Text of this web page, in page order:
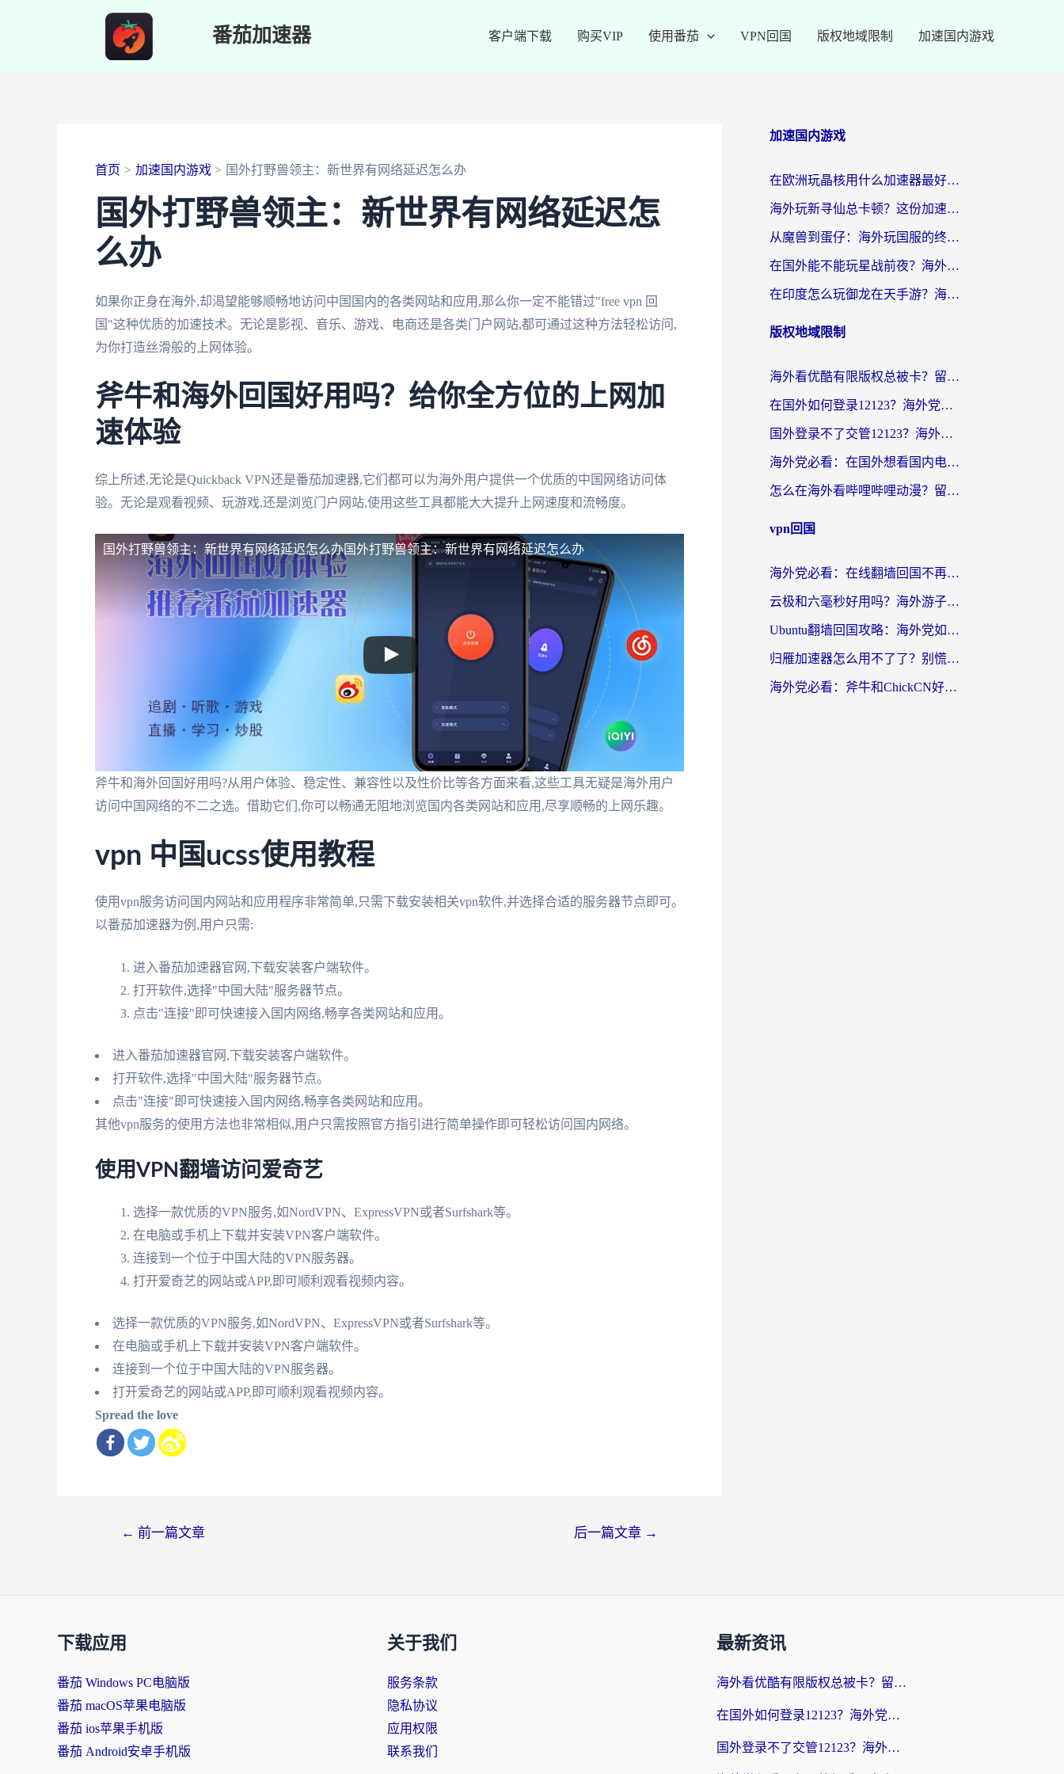
番茄加速器 客户端下载 购买VIP 使用番茄 VPN回国 版权地域限制 加速国内游戏
首页 加速国内游戏 国外打野兽领主：新世界有网络延迟怎么办
国外打野兽领主：新世界有网络延迟怎
么办
如果你正身在海外,却渴望能够顺畅地访问中国国内的各类网站和应用,那么你一定不能错过"free vpn 回
国"这种优质的加速技术。无论是影视、音乐、游戏、电商还是各类门户网站,都可通过这种方法轻松访问,
为你打造丝滑般的上网体验。
斧牛和海外回国好用吗？给你全方位的上网加
速体验
综上所述,无论是Quickback VPN还是番茄加速器,它们都可以为海外用户提供一个优质的中国网络访问体
验。无论是观看视频、玩游戏,还是浏览门户网站,使用这些工具都能大大提升上网速度和流畅度。
国外打野兽领主：新世界有网络延迟怎么办国外打野兽领主：新世界有网络延迟怎么办
斧牛和海外回国好用吗?从用户体验、稳定性、兼容性以及性价比等各方面来看,这些工具无疑是海外用户
访问中国网络的不二之选。借助它们,你可以畅通无阻地浏览国内各类网站和应用,尽享顺畅的上网乐趣。
vpn 中国ucss使用教程
使用vpn服务访问国内网站和应用程序非常简单,只需下载安装相关vpn软件,并选择合适的服务器节点即可。
以番茄加速器为例,用户只需:
进入番茄加速器官网,下载安装客户端软件。
打开软件,选择"中国大陆"服务器节点。
点击"连接"即可快速接入国内网络,畅享各类网站和应用。
进入番茄加速器官网,下载安装客户端软件。
打开软件,选择"中国大陆"服务器节点。
点击"连接"即可快速接入国内网络,畅享各类网站和应用。
其他vpn服务的使用方法也非常相似,用户只需按照官方指引进行简单操作即可轻松访问国内网络。
使用VPN翻墙访问爱奇艺
选择一款优质的VPN服务,如NordVPN、ExpressVPN或者Surfshark等。
在电脑或手机上下载并安装VPN客户端软件。
连接到一个位于中国大陆的VPN服务器。
打开爱奇艺的网站或APP,即可顺利观看视频内容。
选择一款优质的VPN服务,如NordVPN、ExpressVPN或者Surfshark等。
在电脑或手机上下载并安装VPN客户端软件。
连接到一个位于中国大陆的VPN服务器。
打开爱奇艺的网站或APP,即可顺利观看视频内容。
Spread the love
← 前一篇文章 后一篇文章 →
加速国内游戏
在欧洲玩晶核用什么加速器最好呢？一个老玩家的真心话
海外玩新寻仙总卡顿？这份加速器选择指南让你秒回国服流畅体验
从魔兽到蛋仔：海外玩国服的终极加速指南，找到你的专属高速通道
在国外能不能玩星战前夜？海外党国服游戏不卡顿的秘密武器在这里
在印度怎么玩御龙在天手游？海外党畅玩国服的终极生存指南
版权地域限制
海外看优酷有限版权总被卡？留学生亲测有效的回国加速器选择指南
在国外如何登录12123？海外党必备的回国加速实用指南
国外登录不了交管12123？海外华人亲测有效的回国加速器选择指南
海外党必看：在国外想看国内电视剧用什么软件？3步解决地域限制
怎么在海外看哔哩哔哩动漫？留学生亲测有效的回国加速方案
vpn回国
海外党必看：在线翻墙回国不再难！教你选对加速器无缝刷国内资源
云极和六毫秒好用吗？海外游子解锁国内资源的真实答案
Ubuntu翻墙回国攻略：海外党如何选对加速器，无缝刷国内剧玩游戏？
归雁加速器怎么用不了了？别慌，这篇指南教你如何丝滑“回家”
海外党必看：斧牛和ChickCN好用吗？3款热门加速器实测+番茄加速器深度体验
下载应用
番茄 Windows PC电脑版
番茄 macOS苹果电脑版
番茄 ios苹果手机版
番茄 Android安卓手机版
关于我们
服务条款
隐私协议
应用权限
联系我们
最新资讯
海外看优酷有限版权总被卡？留学生亲测有效的回国加速器选择指南
在国外如何登录12123？海外党必备的回国加速实用指南
国外登录不了交管12123？海外华人亲测有效的回国加速器选择指南